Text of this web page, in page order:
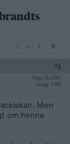
#1
Reg: Okt 2007
Inlägg: 2 369
Men
om henne